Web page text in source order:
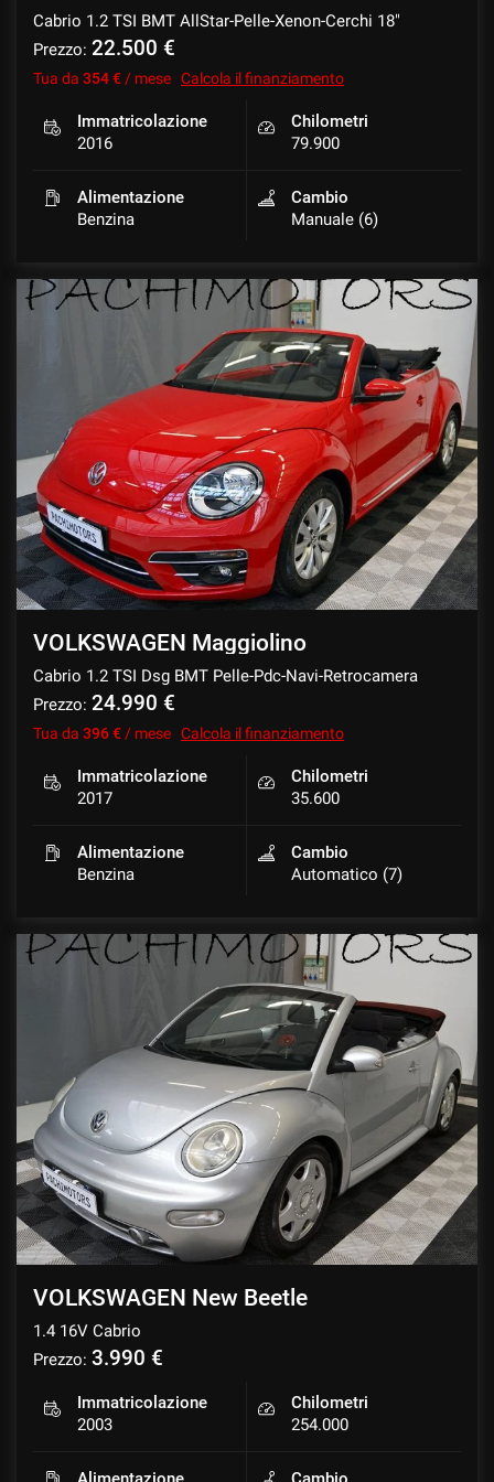
Cabrio 1.2 TSI BMT AllStar-Pelle-Xenon-Cerchi 18"
Prezzo: 22.500 €
Tua da 354 € / mese Calcola il finanziamento
Immatricolazione
2016
Chilometri
79.900
Alimentazione
Benzina
Cambio
Manuale (6)
VOLKSWAGEN Maggiolino
Cabrio 1.2 TSI Dsg BMT Pelle-Pdc-Navi-Retrocamera
Prezzo: 24.990 €
Tua da 396 € / mese Calcola il finanziamento
Immatricolazione
2017
Chilometri
35.600
Alimentazione
Benzina
Cambio
Automatico (7)
VOLKSWAGEN New Beetle
1.4 16V Cabrio
Prezzo: 3.990 €
Immatricolazione
2003
Chilometri
254.000
Cookie per il miglioramento dell'esperienza utente
Cookie analitici
Cookie di marketing
Leggi
la
cookie
policy
Salva
le
impostazioni